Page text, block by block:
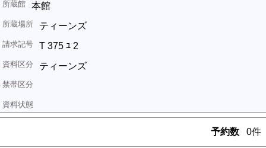
本館
ティーンズ
T 375 ﾕ 2
ティーンズ
予約数 0件